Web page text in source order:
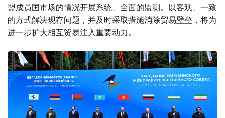
盟成员国市场的情况开展系统、全面的监测。以客观、一致
的方式解决现存问题，并及时采取措施消除贸易壁垒，将为
进一步扩大相互贸易注入重要动力。